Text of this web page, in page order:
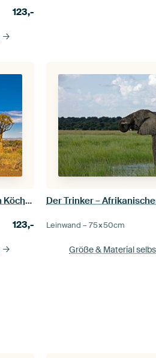
123,-
Namibian Sci-Fi – Die Wächter von Köcher Prime
123,- Leinwand –75×50cm
Größe & Material